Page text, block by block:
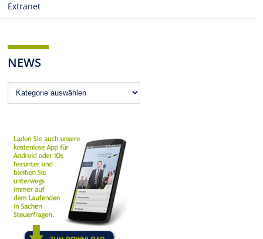
Extranet
NEWS
News